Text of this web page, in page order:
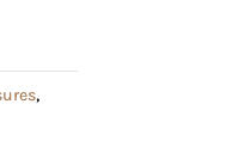
,